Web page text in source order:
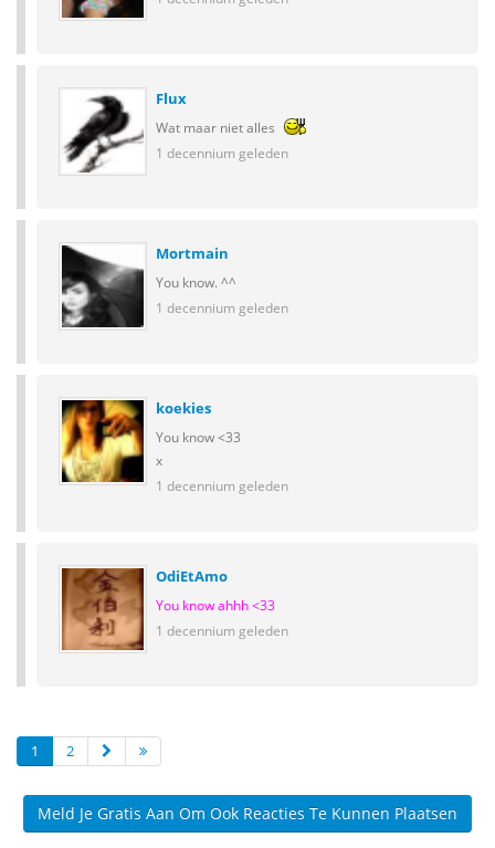
Flux
Wat maar niet alles
1 decennium geleden
Mortmain
You know. ^^
1 decennium geleden
koekies
You know <33
x
1 decennium geleden
OdiEtAmo
You know ahhh <33
1 decennium geleden
1 2
Meld Je Gratis Aan Om Ook Reacties Te Kunnen Plaatsen